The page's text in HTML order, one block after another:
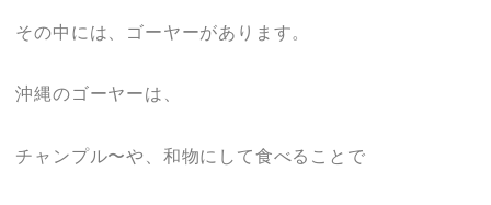
その中には、ゴーヤーがあります。
沖縄のゴーヤーは、
チャンプル〜や、和物にして食べることで